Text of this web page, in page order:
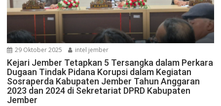
29 Oktober 2025 intel jember
Kejari Jember Tetapkan 5 Tersangka dalam Perkara
Dugaan Tindak Pidana Korupsi dalam Kegiatan
Sosraperda Kabupaten Jember Tahun Anggaran
2023 dan 2024 di Sekretariat DPRD Kabupaten
Jember